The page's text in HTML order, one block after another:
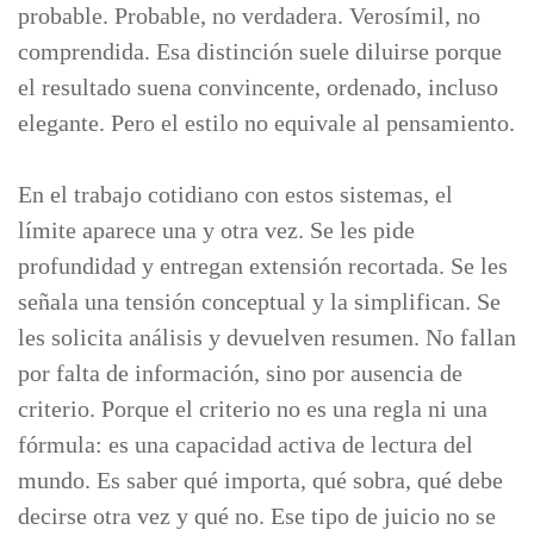
probable. Probable, no verdadera. Verosímil, no
comprendida. Esa distinción suele diluirse porque
el resultado suena convincente, ordenado, incluso
elegante. Pero el estilo no equivale al pensamiento.
En el trabajo cotidiano con estos sistemas, el
límite aparece una y otra vez. Se les pide
profundidad y entregan extensión recortada. Se les
señala una tensión conceptual y la simplifican. Se
les solicita análisis y devuelven resumen. No fallan
por falta de información, sino por ausencia de
criterio. Porque el criterio no es una regla ni una
fórmula: es una capacidad activa de lectura del
mundo. Es saber qué importa, qué sobra, qué debe
decirse otra vez y qué no. Ese tipo de juicio no se